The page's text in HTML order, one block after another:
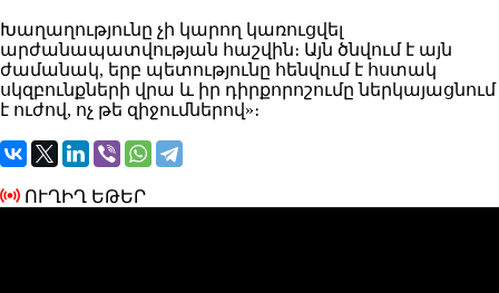
Խաղաղությունը չի կարող կառուցվել
արժանապատվության հաշվին։ Այն ծնվում է այն
ժամանակ, երբ պետությունը հենվում է հստակ
սկզբունքների վրա և իր դիրքորոշումը ներկայացնում
է ուժով, ոչ թե զիջումներով»։
ՈՒՂԻՂ ԵԹԵՐ